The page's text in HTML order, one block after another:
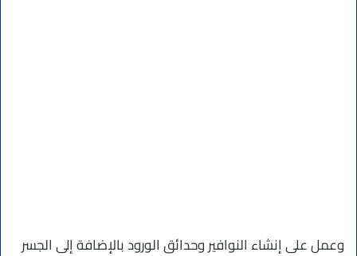
وعمل على إنشاء النوافير وحدائق الورود بالإضافة إلى الجسر